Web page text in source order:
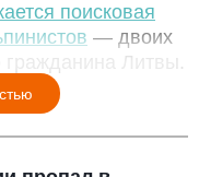
поисковая
— двоих
гражданина Литвы.